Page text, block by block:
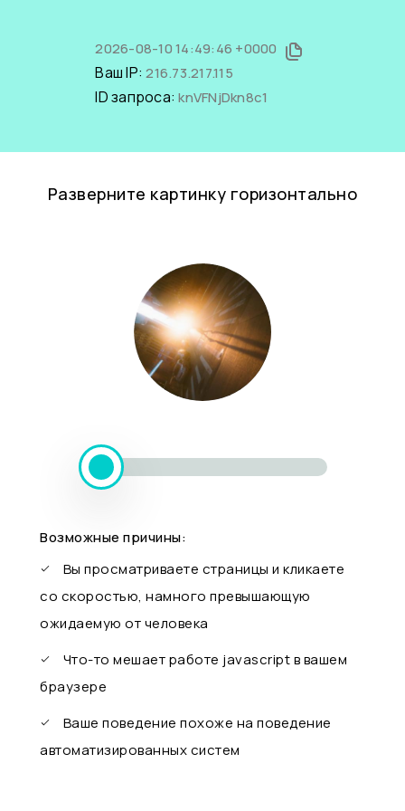
2026-08-10 14:49:46 +0000
Ваш IP:216.73.217.115
ID запроса:knVFNjDkn8c1
Разверните картинку горизонтально
Возможные причины:
Вы просматриваете страницы и кликаете
со скоростью, намного превышающую
ожидаемую от человека
Что-то мешает работе javascript в вашем
браузере
Ваше поведение похоже на поведение
автоматизированных систем